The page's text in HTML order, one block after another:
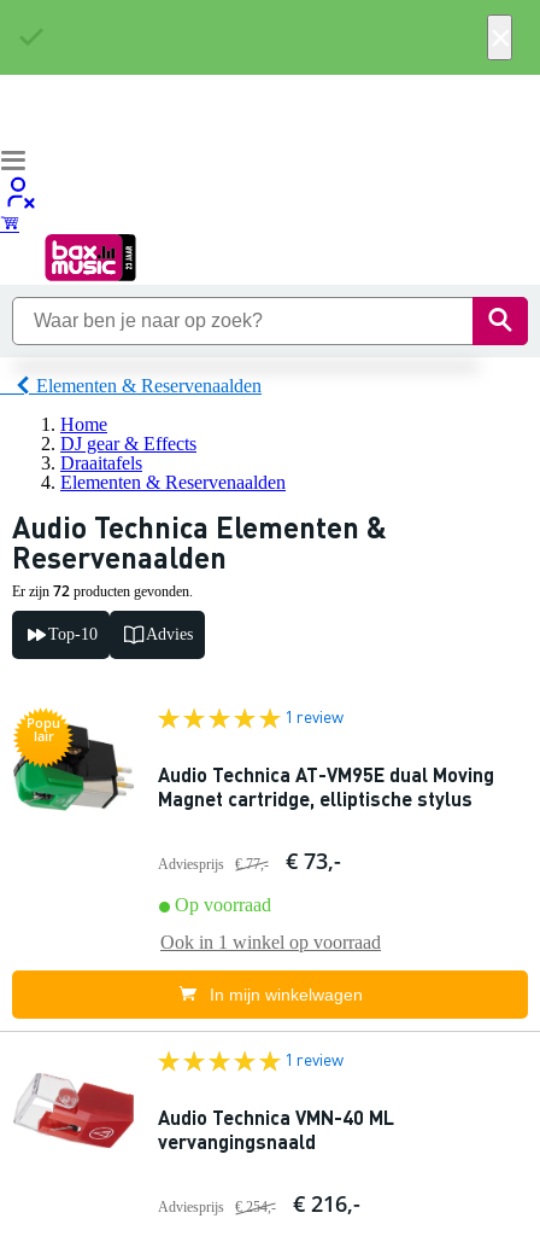
Elementen & Reservenaalden
Home
DJ gear & Effects
Draaitafels
Elementen & Reservenaalden
Audio Technica Elementen &
Reservenaalden
Er zijn 72 producten gevonden.
Top-10 Advies
Popu
lair
1 review
Audio Technica AT-VM95E dual Moving
Magnet cartridge, elliptische stylus
Adviesprijs € 77,- € 73,-
Op voorraad
Ook in 1 winkel op voorraad
In mijn winkelwagen
1 review
Audio Technica VMN-40 ML
vervangingsnaald
Adviesprijs € 254,- € 216,-